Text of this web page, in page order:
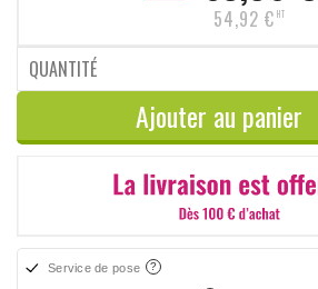
54,92 € HT
QUANTITÉ
Ajouter au panier
Service de pose